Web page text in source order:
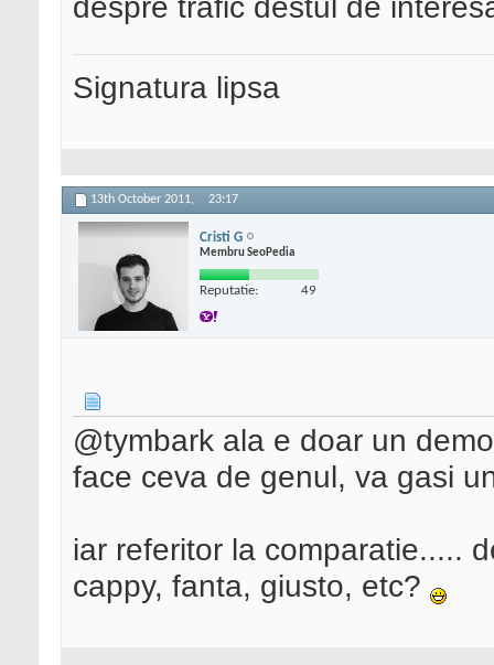
Signatura lipsa
13th October 2011, 23:17
Cristi G
Membru SeoPedia
Reputatie: 49
@tymbark ala e doar un
face ceva de genul, va gasi
iar referitor la comparatie.....
cappy, fanta, giusto, etc?